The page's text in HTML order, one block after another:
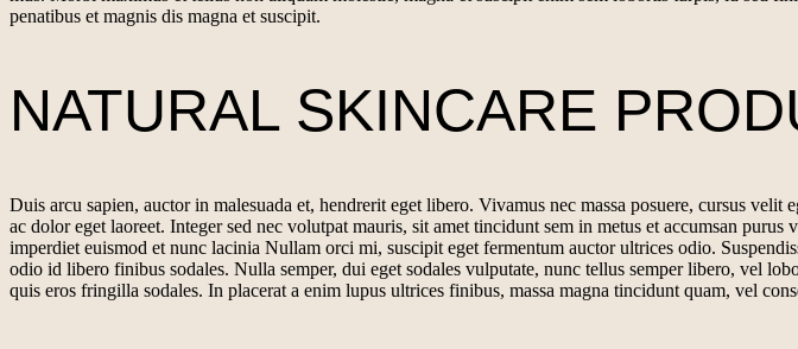
penatibus et magnis dis magna et suscipit.
NATURAL SKINCARE
Duis arcu sapien, auctor in malesuada et, hendrerit eget libero. Vivamus nec massa posuere, cursus
ac dolor eget laoreet. Integer sed nec volutpat mauris, sit amet tincidunt sem in metus et accumsan
imperdiet euismod et nunc lacinia Nullam orci mi, suscipit eget fermentum auctor ultrices odio.
odio id libero finibus sodales. Nulla semper, dui eget sodales vulputate, nunc tellus semper libero, vel
quis eros fringilla sodales. In placerat a enim lupus ultrices finibus, massa magna tincidunt quam, vel